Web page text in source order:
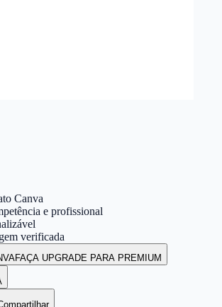
Canva
e profissional
verificada
FAÇA UPGRADE PARA PREMIUM